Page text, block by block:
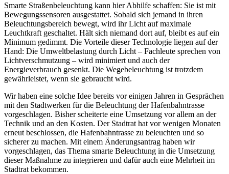
Smarte Straßenbeleuchtung kann hier Abhilfe schaffen: Sie ist mit
Bewegungssensoren ausgestattet. Sobald sich jemand in ihren
Beleuchtungsbereich bewegt, wird ihr Licht auf maximale
Leuchtkraft geschaltet. Hält sich niemand dort auf, bleibt es auf ein
Minimum gedimmt. Die Vorteile dieser Technologie liegen auf der
Hand: Die Umweltbelastung durch Licht – Fachleute sprechen von
Lichtverschmutzung – wird minimiert und auch der
Energieverbrauch gesenkt. Die Wegebeleuchtung ist trotzdem
gewährleistet, wenn sie gebraucht wird.
Wir haben eine solche Idee bereits vor einigen Jahren in Gesprächen
mit den Stadtwerken für die Beleuchtung der Hafenbahntrasse
vorgeschlagen. Bisher scheiterte eine Umsetzung vor allem an der
Technik und an den Kosten. Der Stadtrat hat vor wenigen Monaten
erneut beschlossen, die Hafenbahntrasse zu beleuchten und so
sicherer zu machen. Mit einem Änderungsantrag haben wir
vorgeschlagen, das Thema smarte Beleuchtung in die Umsetzung
dieser Maßnahme zu integrieren und dafür auch eine Mehrheit im
Stadtrat bekommen.